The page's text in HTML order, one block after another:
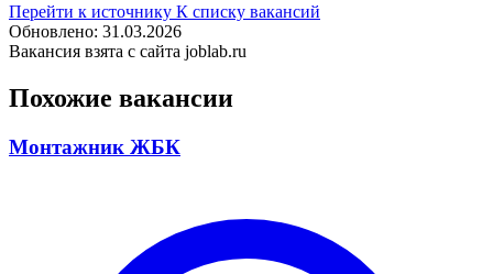
Перейти к источнику К списку вакансий
Обновлено: 31.03.2026
Вакансия взята с сайта joblab.ru
Похожие вакансии
Монтажник ЖБК